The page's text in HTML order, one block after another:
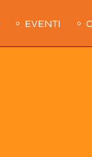
EVENTI